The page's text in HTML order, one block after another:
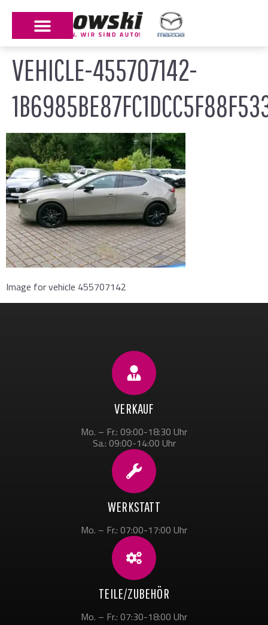
VEHICLE-455707142-
Image for vehicle 455707142
VERKAUF
Mo. – Fr.: 09:00-18:30 Uhr
Sa.: 09:00-14:00 Uhr
WERKSTATT
Mo. – Fr.: 07:00-17:00 Uhr
TEILE/ZUBEHÖR
Mo. – Fr.: 07:30-18:00 Uhr